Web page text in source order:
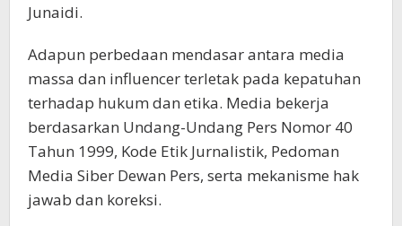
Junaidi.
Adapun perbedaan mendasar antara media
massa dan influencer terletak pada kepatuhan
terhadap hukum dan etika. Media bekerja
berdasarkan Undang-Undang Pers Nomor 40
Tahun 1999, Kode Etik Jurnalistik, Pedoman
Media Siber Dewan Pers, serta mekanisme hak
jawab dan koreksi.